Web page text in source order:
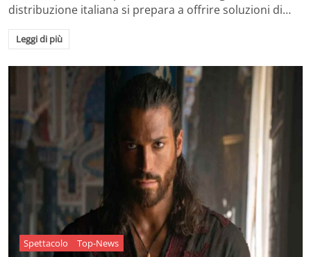
distribuzione italiana si prepara a offrire soluzioni di…
Leggi di più
Spettacolo Top-News